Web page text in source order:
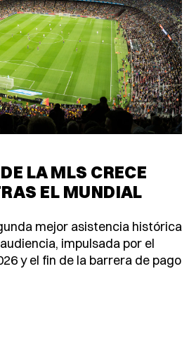
LA MLS CRECE
EL MUNDIAL
mejor asistencia histórica
impulsada por el
y el fin de la barrera de pago